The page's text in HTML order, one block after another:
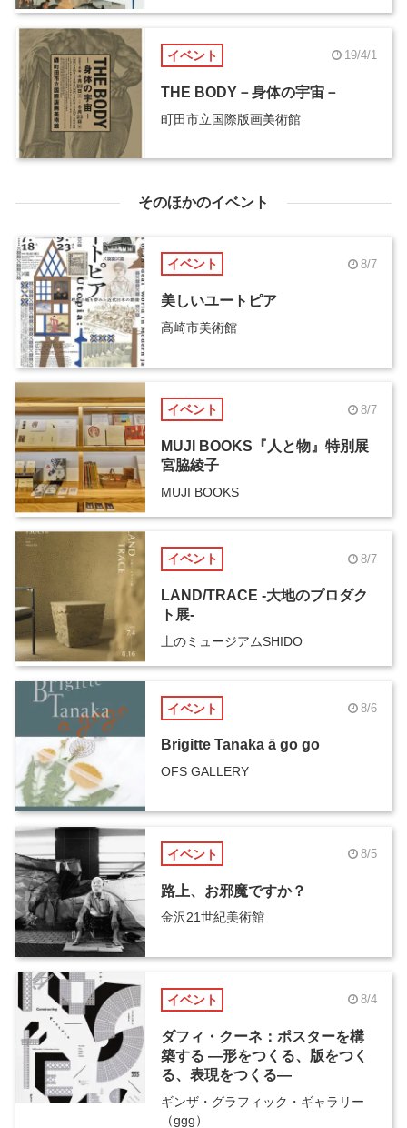
イベント 19/4/1
THE BODY－身体の宇宙－
町田市立国際版画美術館
そのほかのイベント
イベント 8/7
美しいユートピア
高崎市美術館
イベント 8/7
MUJI BOOKS『人と物』特別展
宮脇綾子
MUJI BOOKS
イベント 8/7
LAND/TRACE -大地のプロダク
ト展-
土のミュージアムSHIDO
イベント 8/6
Brigitte Tanaka ā go go
OFS GALLERY
イベント 8/5
路上、お邪魔ですか？
金沢21世紀美術館
イベント 8/4
ダフィ・クーネ：ポスターを構
築する ―形をつくる、版をつく
る、表現をつくる―
ギンザ・グラフィック・ギャラリー
（ggg）